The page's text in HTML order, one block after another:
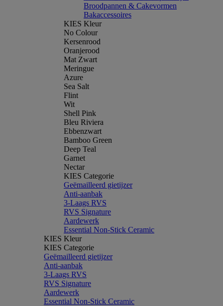
Broodpannen & Cakevormen
Bakaccessoires
KIES Kleur
No Colour
Kersenrood
Oranjerood
Mat Zwart
Meringue
Azure
Sea Salt
Flint
Wit
Shell Pink
Bleu Riviera
Ebbenzwart
Bamboo Green
Deep Teal
Garnet
Nectar
KIES Categorie
Geëmailleerd gietijzer
Anti-aanbak
3-Laags RVS
RVS Signature
Aardewerk
Essential Non-Stick Ceramic
KIES Kleur
KIES Categorie
Geëmailleerd gietijzer
Anti-aanbak
3-Laags RVS
RVS Signature
Aardewerk
Essential Non-Stick Ceramic